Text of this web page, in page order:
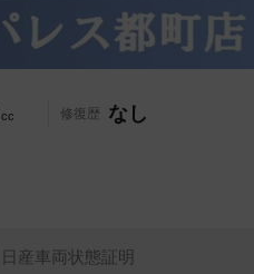
cc 修復歴 なし
日産車両状態証明